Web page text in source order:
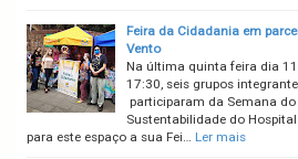
Feira da Cidadania em
Vento
Na última quinta feira dia
17:30, seis grupos
participaram da Semana
Sustentabilidade do
para este espaço a sua Fei… Ler mais